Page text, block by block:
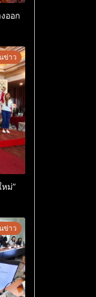
ออก
ข่าว
ม่”
ข่าว